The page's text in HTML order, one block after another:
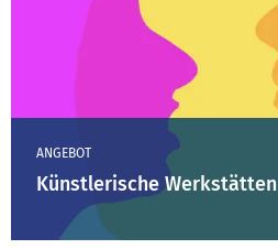
ANGEBOT
Künstlerische Werkstätten